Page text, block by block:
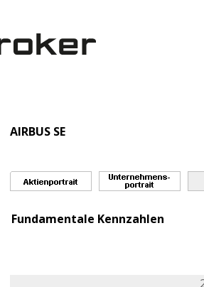
AIRBUS SE
Fundamentale Kennzahlen